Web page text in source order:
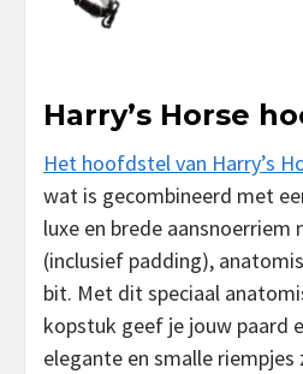
Harry’s Horse
Het hoofdstel van Harry’s
wat is gecombineerd met
luxe en brede aansnoerriem
(inclusief padding),
bit. Met dit speciaal
kopstuk geef je jouw paard
elegante en smalle riempjes